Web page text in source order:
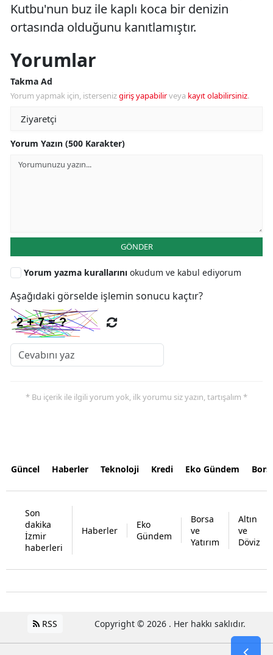
Kutbu'nun buz ile kaplı koca bir denizin
ortasında olduğunu kanıtlamıştır.
Yorumlar
Takma Ad
Yorum yapmak için, istersenizgiriş yapabilirveya kayıt olabilirsiniz.
Yorum Yazın (500 Karakter)
GÖNDER
Yorum yazma kurallarını okudum ve kabul ediyorum
Aşağıdaki görselde işlemin sonucu kaçtır?
* Bu içerik ile ilgili yorum yok, ilk yorumu siz yazın, tartışalım *
Güncel Haberler Teknoloji Kredi Eko Gündem
Son
dakika
İzmir
haberleri
Haberler
Eko
Gündem
Borsa
ve
Yatırım
Altın
ve
Döviz
RSS Copyright © 2026 . Her hakkı saklıdır.